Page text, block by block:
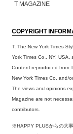
T MAGAZINE
COPYRIGHT
T, The New York Times
York Times Co., NY,
Content reproduced from
New York Times Co. and/
The views and opinions
Magazine are not
contributors.
※HAPPY PLUSからの大